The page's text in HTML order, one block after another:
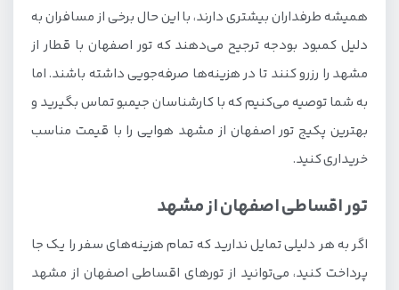
همیشه طرفداران بیشتری دارند، با این حال برخی از مسافران به
دلیل کمبود بودجه ترجیح می‌دهند که تور اصفهان با قطار از
مشهد را رزرو کنند تا در هزینه‌ها صرفه‌جویی داشته باشند. اما
به شما توصیه می‌کنیم که با کارشناسان جیمبو تماس بگیرید و
بهترین پکیج تور اصفهان از مشهد هوایی را با قیمت مناسب
خریداری کنید.
تور اقساطی اصفهان از مشهد
اگر به هر دلیلی تمایل ندارید که تمام هزینه‌های سفر را یک جا
پرداخت کنید، می‌توانید از تورهای اقساطی اصفهان از مشهد